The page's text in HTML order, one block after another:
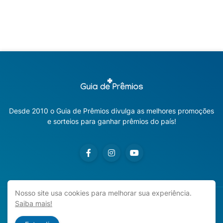
Desde 2010 o Guia de Prêmios divulga as melhores promoções
e sorteios para ganhar prêmios do país!
Copyright ©
Nosso site usa cookies para melhorar sua experiência.
Saiba mais!